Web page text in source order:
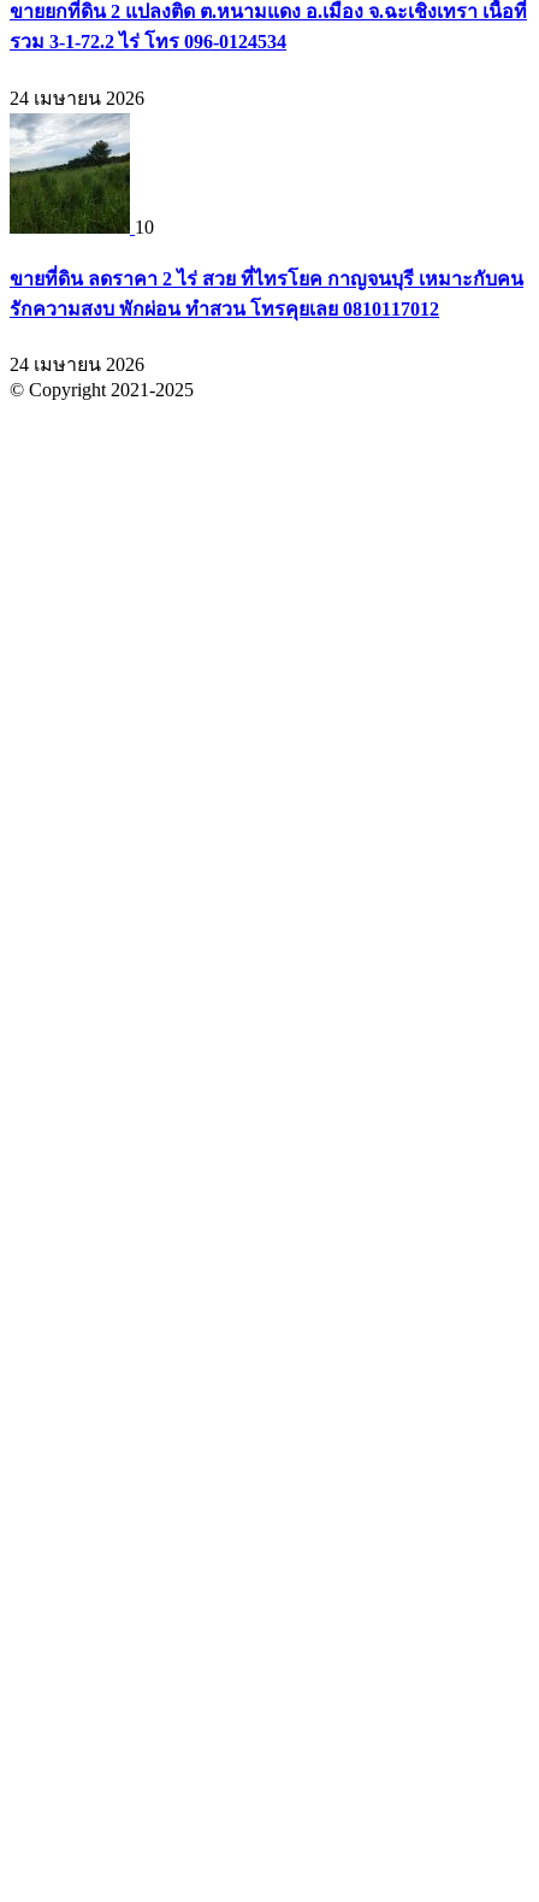
ขายยกที่ดิน 2 แปลงติด ต.หนามแดง อ.เมือง จ.ฉะเชิงเทรา เนื้อที่
รวม 3-1-72.2 ไร่ โทร 096-0124534
24 เมษายน 2026
10
ขายที่ดิน ลดราคา 2 ไร่ สวย ที่ไทรโยค กาญจนบุรี เหมาะกับคน
รักความสงบ พักผ่อน ทำสวน โทรคุยเลย 0810117012
24 เมษายน 2026
© Copyright 2021-2025